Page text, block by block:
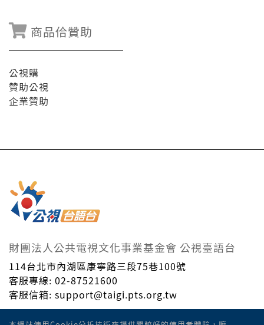
商品佮贊助
公視購
贊助公視
企業贊助
財團法人公共電視文化事業基金會 公視臺語台
114台北市內湖區康寧路三段75巷100號
客服專線: 02-87521600
客服信箱: support@taigi.pts.org.tw
Taiwan Public Television Service Foundation. © All